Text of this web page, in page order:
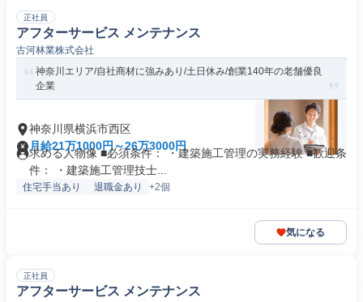
正社員
アフターサービス メンテナンス
古河林業株式会社
神奈川エリア/自社商材に強みあり/土日休み/創業140年の老舗優良
企業
神奈川県横浜市西区
月給21万1000円～26万3000円
求める人物像 ■必須条件： ・建築施工管理の実務経験 ■歓迎条
件： ・建築施工管理技士...
住宅手当あり 退職金あり +2個
気になる
正社員
アフターサービス メンテナンス